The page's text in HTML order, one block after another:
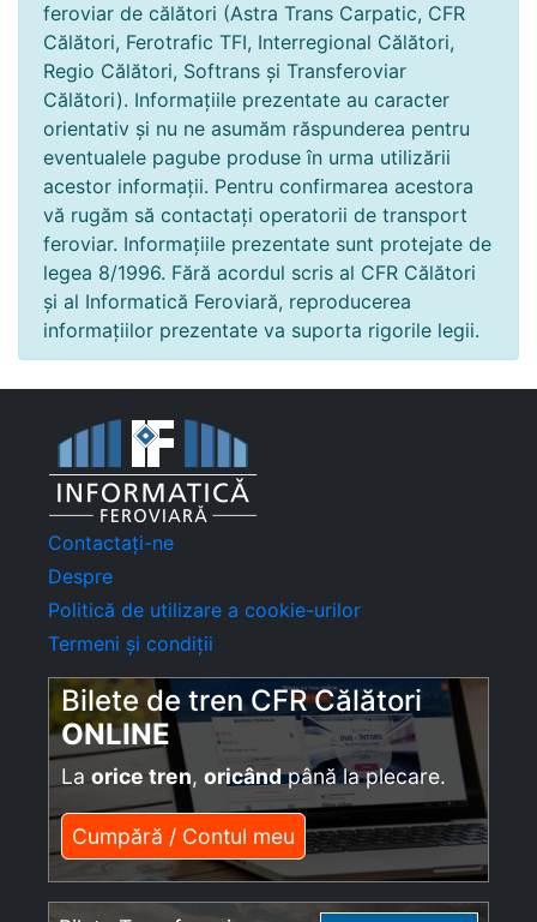
feroviar de călători (Astra Trans Carpatic, CFR
Călători, Ferotrafic TFI, Interregional Călători,
Regio Călători, Softrans și Transferoviar
Călători). Informațiile prezentate au caracter
orientativ și nu ne asumăm răspunderea pentru
eventualele pagube produse în urma utilizării
acestor informații. Pentru confirmarea acestora
vă rugăm să contactați operatorii de transport
feroviar. Informațiile prezentate sunt protejate de
legea 8/1996. Fără acordul scris al CFR Călători
și al Informatică Feroviară, reproducerea
informațiilor prezentate va suporta rigorile legii.
Contactați-ne
Despre
Politică de utilizare a cookie-urilor
Termeni și condiții
Bilete de tren CFR Călători
ONLINE
La orice tren, oricândpână la plecare.
Cumpără / Contul meu